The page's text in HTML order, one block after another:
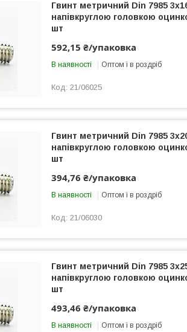
Гвинт метричний Din 7985
напівкруглою головкою
шт
592,15 ₴/упаковка
В наявності Оптом і в роздріб
21/06025
Гвинт метричний Din 7985
напівкруглою головкою
шт
394,76 ₴/упаковка
В наявності Оптом і в роздріб
21/06030
Гвинт метричний Din 7985
напівкруглою головкою
шт
493,46 ₴/упаковка
В наявності Оптом і в роздріб